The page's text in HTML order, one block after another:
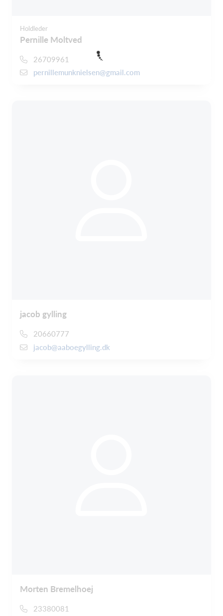
Holdleder
Pernille Moltved
26709961
pernillemunknielsen@gmail.com
jacob gylling
20660777
jacob@aaboegylling.dk
Morten Bremelhoej
23380081